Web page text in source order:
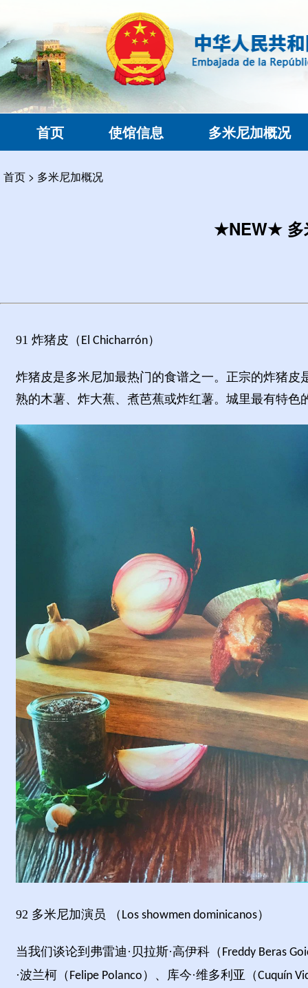
首页 使馆信息 多米尼加概况
首页 > 多米尼加概况
★NEW★ 多
91 炸猪皮（ El Chicharrón）
炸猪皮是多米尼加最热门的食谱之一。正宗的炸猪
熟的木薯、炸大蕉、煮芭蕉或炸红薯。 城里最有特色
92 多米尼加演员 （ Los showmen dominicanos）
当我们谈论到 弗雷迪 ·贝拉斯·高伊科（ Freddy Beras
·波兰柯（ Felipe Polanco ）、 库今·维多利亚 （Cuquín